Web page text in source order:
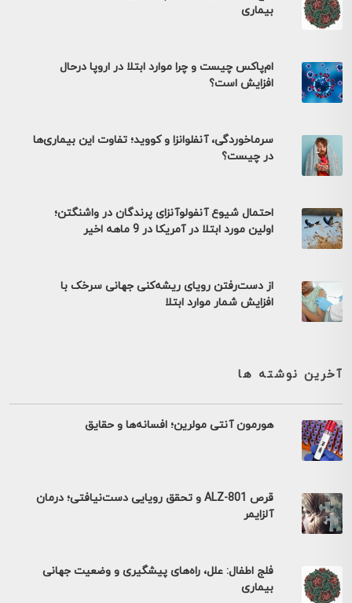
بیماری
ام‌پاکس چیست و چرا موارد ابتلا در اروپا درحال
افزایش است؟
سرماخوردگی، آنفلوانزا و کووید؛ تفاوت این بیماری‌ها
در چیست؟
احتمال شیوع آنفولوآنزای پرندگان در واشنگتن؛
اولین مورد ابتلا در آمریکا در 9 ماهه اخیر
از دست‌رفتن رویای ریشه‌کنی جهانی سرخک با
افزایش شمار موارد ابتلا
آخرین نوشته ها
هورمون آنتی مولرین؛ افسانه‌ها و حقایق
قرص ALZ-801 و تحقق رویایی دست‌نیافتی؛ درمان
آلزایمر
فلج اطفال: علل، راه‌های پیشگیری و وضعیت جهانی
بیماری